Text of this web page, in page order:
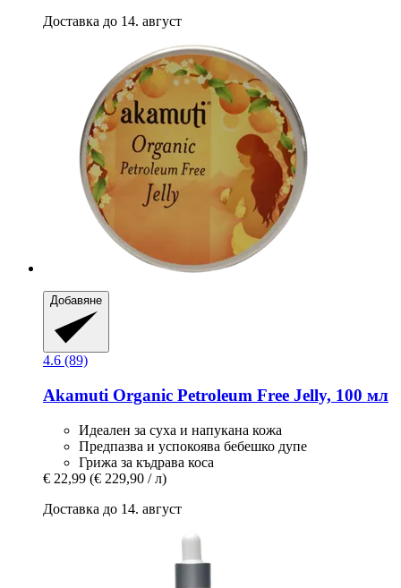
Доставка до 14. август
Добавяне
4.6 (89)
Akamuti Organic Petroleum Free Jelly, 100 мл
Идеален за суха и напукана кожа
Предпазва и успокоява бебешко дупе
Грижа за къдрава коса
€ 22,99 (€ 229,90 / л)
Доставка до 14. август